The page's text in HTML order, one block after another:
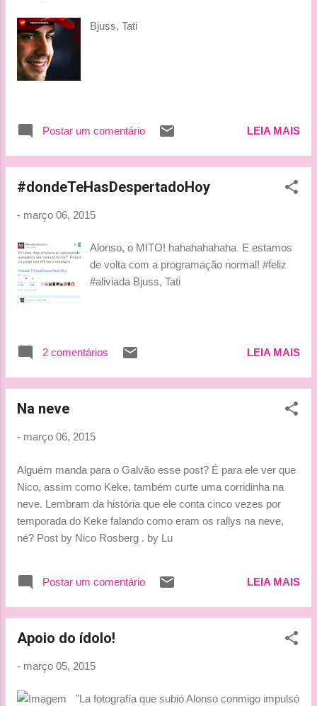
Bjuss, Tati
Postar um comentário LEIA MAIS
#dondeTeHasDespertadoHoy
- março 06, 2015
Alonso, o MITO! hahahahahaha E estamos
de volta com a programação normal! #feliz
#aliviada Bjuss, Tati
2 comentários LEIA MAIS
Na neve
- março 06, 2015
Alguém manda para o Galvão esse post? É para ele ver que
Nico, assim como Keke, também curte uma corridinha na
neve. Lembram da história que ele conta cinco vezes por
temporada do Keke falando como eram os rallys na neve,
né? Post by Nico Rosberg . by Lu
Postar um comentário LEIA MAIS
Apoio do ídolo!
- março 05, 2015
"La fotografía que subió Alonso conmigo impulsó